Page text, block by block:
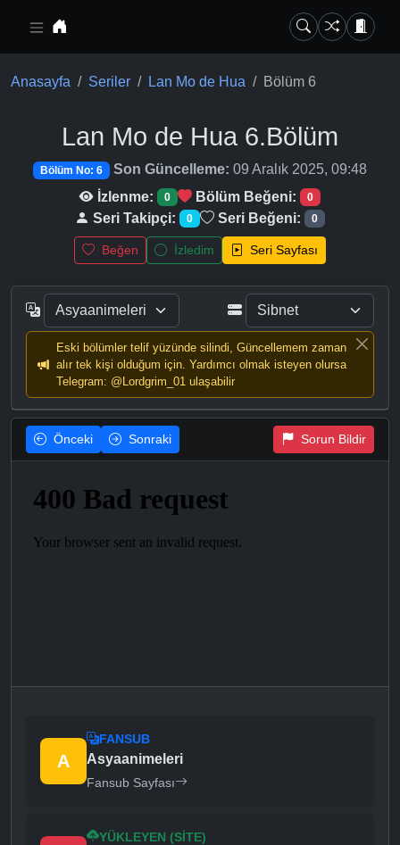
Anasayfa Seriler Lan Mo de Hua Bölüm 6
Lan Mo de Hua 6.Bölüm
Bölüm No: 6 Son Güncelleme: 09 Aralık 2025, 09:48
İzlenme:
0 Bölüm Beğeni: 0
Seri Takipçi: 0 Seri Beğeni: 0
Beğen İzledim Seri Sayfası
Eski bölümler telif yüzünde silindi, Güncellemem zaman
alır tek kişi olduğum için. Yardımcı olmak isteyen olursa
Telegram: @Lordgrim_01 ulaşabilir
Önceki Sonraki Sorun Bildir
A
FANSUB
Asyaanimeleri
Fansub Sayfası
YÜKLEYEN (SITE)